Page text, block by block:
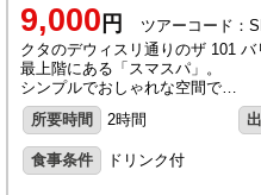
9,000 円
ツアーコード：
クタのデウィスリ通りのザ 101
最上階にある「スマスパ」。
シンプルでおしゃれな空間で…
所要時間
2時間
食事条件 ドリンク付